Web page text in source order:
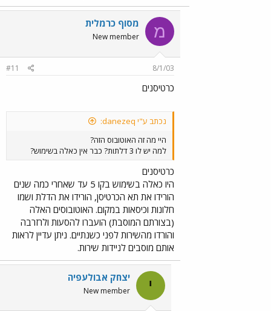
מ מסוף כרמלית
New member
8/1/03
#11
כרטיסנים
נכתב ע"י danezeq:
היי מה זה האוטובוס הזה?
למה יש לו 3 דלתות? כבר אין כאלה בשימוש?
כרטיסנים
היו כאלה בשימוש בקו 5 עד שאחרי כמה שנים
הורידו את תא הכרטיסן, הורידו את הדלת ושמו
חלונות וכיסאות במקום. האוטובוסים האלה
(בצורתם המוסבת) הועברו להסעות ולרזרבה
והורדו מהשירות לפני כשנתיים. ניתן עדיין לראות
אותם מוסבים לניידות שירות.
י יצחק אבולעפיה
New member